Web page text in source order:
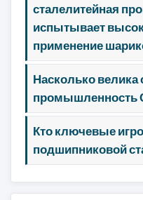
сталелитейная
испытывает
применение
Насколько велика
промышленность
Кто ключевые
подшипниковой